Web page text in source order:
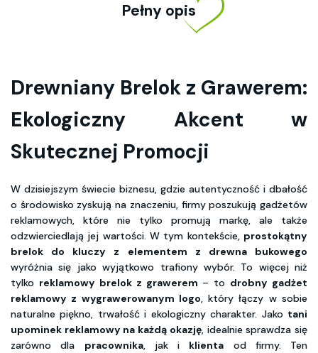
Pełny opis
Drewniany Brelok z Grawerem:
Ekologiczny Akcent w
Skutecznej Promocji
W dzisiejszym świecie biznesu, gdzie autentyczność i dbałość
o środowisko zyskują na znaczeniu, firmy poszukują gadżetów
reklamowych, które nie tylko promują markę, ale także
odzwierciedlają jej wartości. W tym kontekście, prostokątny
brelok do kluczy z elementem z drewna bukowego
wyróżnia się jako wyjątkowo trafiony wybór. To więcej niż
tylko reklamowy brelok z grawerem – to drobny gadżet
reklamowy z wygrawerowanym logo, który łączy w sobie
naturalne piękno, trwałość i ekologiczny charakter. Jako tani
upominek reklamowy na każdą okazję, idealnie sprawdza się
zarówno dla pracownika, jak i klienta od firmy. Ten